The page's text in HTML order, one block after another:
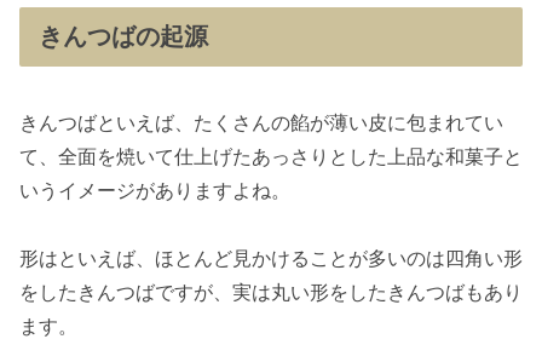
きんつばの起源
きんつばといえば、たくさんの餡が薄い皮に包まれてい
て、全面を焼いて仕上げたあっさりとした上品な和菓子と
いうイメージがありますよね。
形はといえば、ほとんど見かけることが多いのは四角い形
をしたきんつばですが、実は丸い形をしたきんつばもあり
ます。